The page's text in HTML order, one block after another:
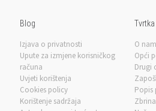
Blog
Izjava o privatnosti
Upute za izmjene korisničkog
računa
Uvjeti korištenja
Cookies policy
Korištenje sadržaja
Tvrtka
O
Opći
Drugi
Popis